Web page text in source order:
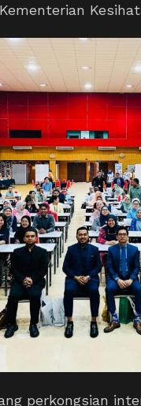
perkongsian